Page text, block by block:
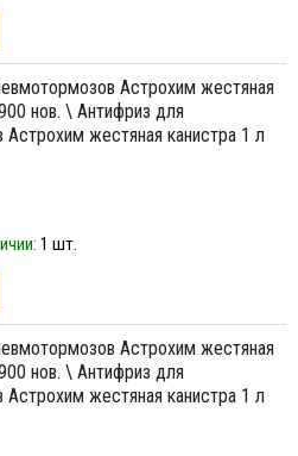
нов. \ Антифриз для
жестяная канистра 1 л
1 шт.
нов. \ Антифриз для
жестяная канистра 1 л